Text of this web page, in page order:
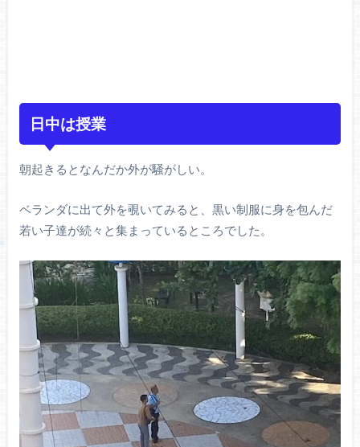
日中は授業
朝起きるとなんだか外が騒がしい。
ベランダに出て外を覗いてみると、黒い制服に身を包んだ
若い子達が続々と集まっているところでした。